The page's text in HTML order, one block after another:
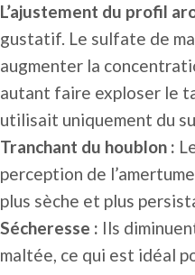
L’ajustement du profil
gustatif. Le sulfate de
augmenter la
autant faire exploser le
utilisait uniquement du
Tranchant du houblon :
perception de
plus sèche et plus
Sécheresse : Ils
maltée, ce qui est idéal